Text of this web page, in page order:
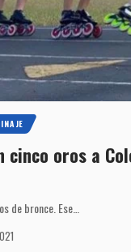
oros a
de bronce. Ese…